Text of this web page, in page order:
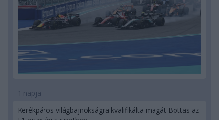
1 napja
Kerékpáros világbajnokságra kvalifikálta magát Bottas az